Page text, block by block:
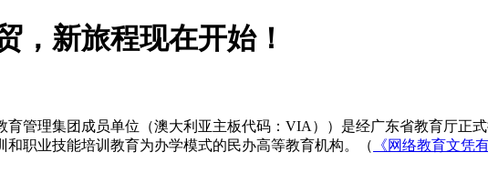
，新旅程现在开始！
育管理集团成员单位（澳大利亚主板代码：VIA））是经广东省教育厅正
职业技能培训教育为办学模式的民办高等教育机构。（
《网络教育文凭